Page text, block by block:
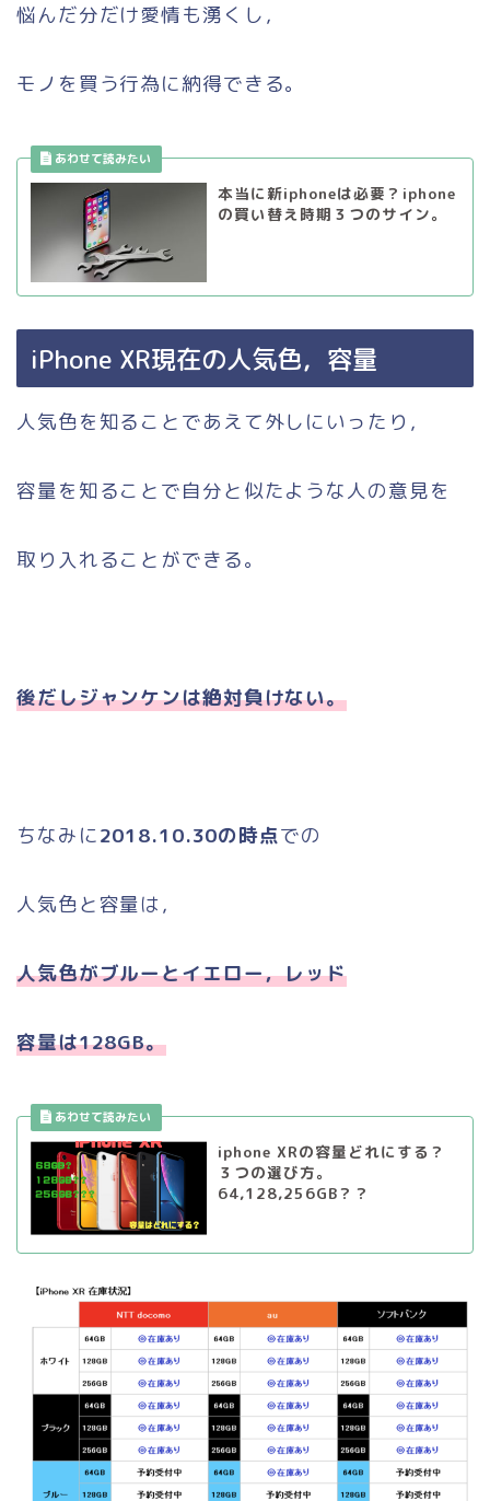
悩んだ分だけ愛情も湧くし，
モノを買う行為に納得できる。
本当に新iphoneは必要？iphone
の買い替え時期３つのサイン。
iPhone XR現在の人気色，容量
人気色を知ることであえて外しにいったり，
容量を知ることで自分と似たような人の意見を
取り入れることができる。
後だしジャンケンは絶対負けない。
ちなみに2018.10.30の時点での
人気色と容量は，
人気色がブルーとイエロー，レッド
容量は128GB。
iphone XRの容量どれにする？
３つの選び方。
64,128,256GB？？